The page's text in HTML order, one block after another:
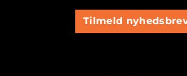
Tilmeld